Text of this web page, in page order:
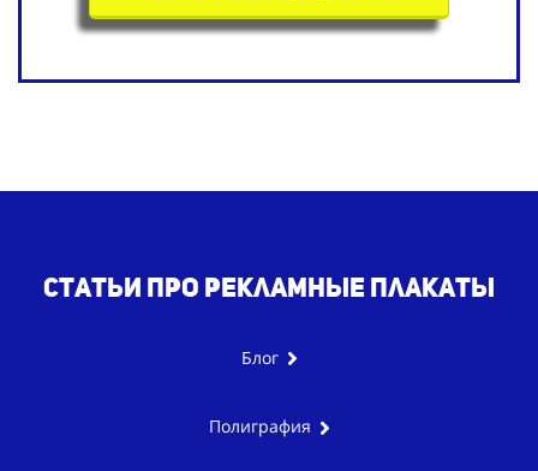
Статьи про рекламные плакаты
Блог
Полиграфия